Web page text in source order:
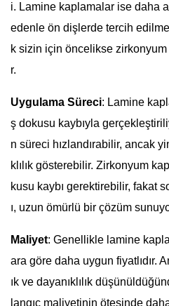
i. Lamine kaplamalar ise daha
edenle ön dişlerde tercih
k sizin için öncelikse
r.
Uygulama Süreci: Lamine
ş dokusu kaybıyla
n süreci hızlandırabilir, ancak
klılık gösterebilir. Zirkonyum
kusu kaybı gerektirebilir, fakat
ı, uzun ömürlü bir çözüm
Maliyet: Genellikle lamine
ara göre daha uygun fiyatlıdır.
ık ve dayanıklılık
langıç maliyetinin ötesinde